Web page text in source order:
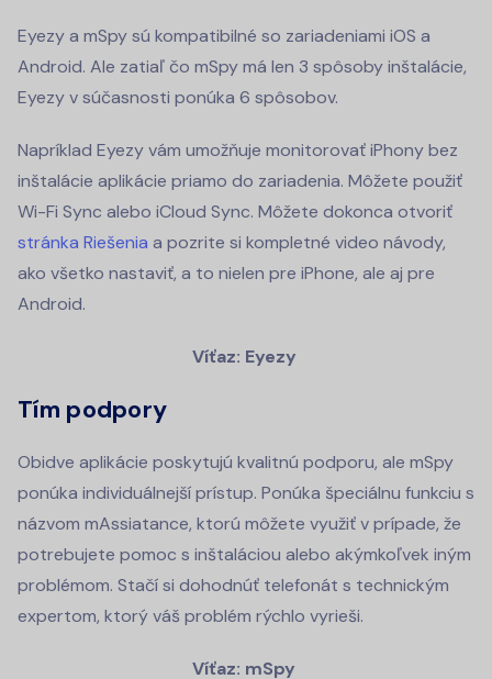
Eyezy a mSpy sú kompatibilné so zariadeniami iOS a
Android. Ale zatiaľ čo mSpy má len 3 spôsoby inštalácie,
Eyezy v súčasnosti ponúka 6 spôsobov.
Napríklad Eyezy vám umožňuje monitorovať iPhony bez
inštalácie aplikácie priamo do zariadenia. Môžete použiť
Wi-Fi Sync alebo iCloud Sync. Môžete dokonca otvoriť
stránka Riešenia a pozrite si kompletné video návody,
ako všetko nastaviť, a to nielen pre iPhone, ale aj pre
Android.
Víťaz: Eyezy
Tím podpory
Obidve aplikácie poskytujú kvalitnú podporu, ale mSpy
ponúka individuálnejší prístup. Ponúka špeciálnu funkciu s
názvom mAssiatance, ktorú môžete využiť v prípade, že
potrebujete pomoc s inštaláciou alebo akýmkoľvek iným
problémom. Stačí si dohodnúť telefonát s technickým
expertom, ktorý váš problém rýchlo vyrieši.
Víťaz: mSpy